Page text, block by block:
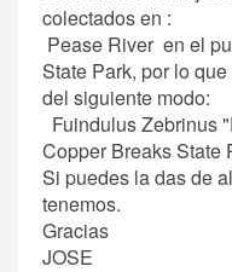
colectados en :
Pease River en el
State Park, por lo
del siguiente modo:
Fuindulus Zebrinus
Copper Breaks State
Si puedes la das de
tenemos.
Gracias
JOSE